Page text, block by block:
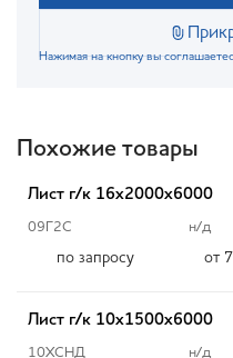
Нажимая на кнопку вы
Похожие товары
Лист г/к 16х2000х6000
09Г2С н/д
по запросу от
Лист г/к 10х1500х6000
10ХСНД н/д